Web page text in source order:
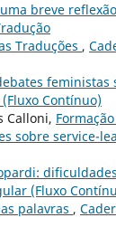
breve reflexão
Traduções ,
feministas
Contínuo)
Calloni,
sobre service-
(Fluxo
palavras ,